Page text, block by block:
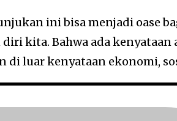
ini bisa menjadi oase
kita. Bahwa ada
di luar kenyataan ekonomi,